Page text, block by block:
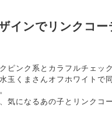
インでリンクコー
ピンク系とカラフルチェッ
玉くまさんオフホワイトで
気になるあの子とリンクコ